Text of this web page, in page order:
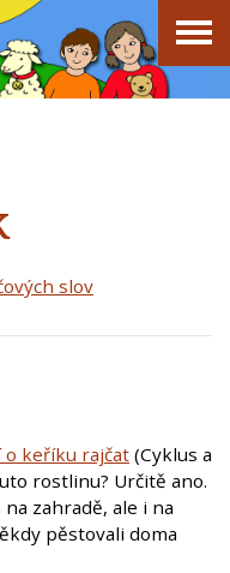
slov
keříku rajčat (Cyklus a
rostlinu? Určitě ano.
zahradě, ale i na
pěstovali doma